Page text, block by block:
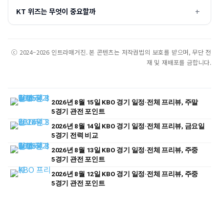
KT 위즈는 무엇이 중요할까
ⓒ 2024–2026 인트라매거진. 본 콘텐츠는 저작권법의 보호를 받으며, 무단 전
재 및 재배포를 금합니다.
2026년 8월 15일 KBO 경기 일정·전체 프리뷰, 주말
5경기 관전 포인트
2026년 8월 14일 KBO 경기 일정·전체 프리뷰, 금요일
5경기 전력 비교
2026년 8월 13일 KBO 경기 일정·전체 프리뷰, 주중
5경기 관전 포인트
2026년 8월 12일 KBO 경기 일정·전체 프리뷰, 주중
5경기 관전 포인트